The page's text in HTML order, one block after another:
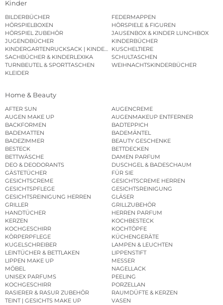
Kinder
BILDERBÜCHER
FEDERMAPPEN
HÖRSPIELBOXEN
HÖRSPIELE & FIGUREN
HÖRSPIEL ZUBEHÖR
JAUSENBOX & KINDER LUNCHBOX
JUGENDBÜCHER
KINDERBÜCHER
KINDERGARTENRUCKSACK | KINDERGARTENBEUTEL
KUSCHELTIERE
SACHBÜCHER & KINDERLEXIKA
SCHULTASCHEN
TURNBEUTEL & SPORTTASCHEN
WEIHNACHTSKINDERBÜCHER
KLEIDER
Home & Beauty
AFTER SUN
AUGENCREME
AUGEN MAKE UP
AUGENMAKEUP ENTFERNER
BACKFORMEN
BADTEPPICH
BADEMATTEN
BADEMÄNTEL
BADEZIMMER
BEAUTY GESCHENKE
BESTECK
BETTDECKEN
BETTWÄSCHE
DAMEN PARFUM
DEO & DEODORANTS
DUSCHGEL & BADESCHAUM
GÄSTETÜCHER
FÜR SIE
GESICHTSCREME
GESICHTSCREME HERREN
GESICHTSPFLEGE
GESICHTSREINIGUNG
GESICHTSREINIGUNG HERREN
GLÄSER
GRILLER
GRILLZUBEHÖR
HANDTÜCHER
HERREN PARFUM
KERZEN
KOCHBESTECK
KOCHGESCHIRR
KOCHTÖPFE
KÖRPERPFLEGE
KÜCHENGERÄTE
KUGELSCHREIBER
LAMPEN & LEUCHTEN
LEINTÜCHER & BETTLAKEN
LIPPENSTIFT
LIPPEN MAKE UP
MESSER
MÖBEL
NAGELLACK
UNISEX PARFUMS
PEELING
KOCHGESCHIRR
PORZELLAN
RASIERER & RASUR ZUBEHÖR
RAUMDÜFTE & KERZEN
TEINT | GESICHTS MAKE UP
VASEN